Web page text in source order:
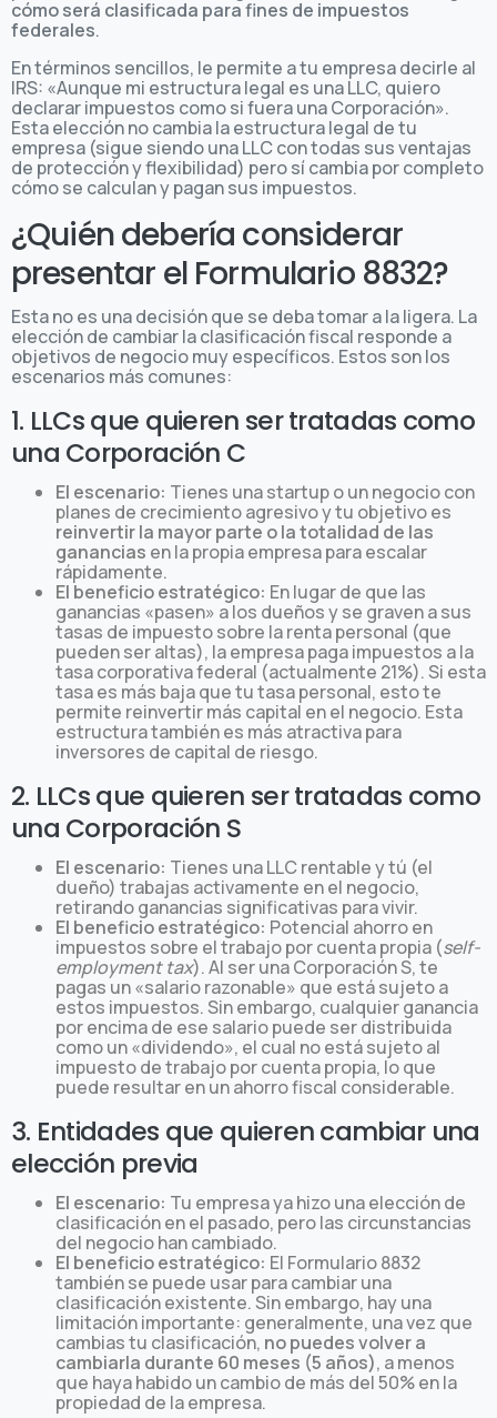
cómo será clasificada para fines de impuestos
federales.
En términos sencillos, le permite a tu empresa decirle al
IRS: «Aunque mi estructura legal es una LLC, quiero
declarar impuestos como si fuera una Corporación».
Esta elección no cambia la estructura legal de tu
empresa (sigue siendo una LLC con todas sus ventajas
de protección y flexibilidad) pero sí cambia por completo
cómo se calculan y pagan sus impuestos.
¿Quién debería considerar
presentar el Formulario 8832?
Esta no es una decisión que se deba tomar a la ligera. La
elección de cambiar la clasificación fiscal responde a
objetivos de negocio muy específicos. Estos son los
escenarios más comunes:
1. LLCs que quieren ser tratadas como
una Corporación C
El escenario: Tienes una startup o un negocio con
planes de crecimiento agresivo y tu objetivo es
reinvertir la mayor parte o la totalidad de las
ganancias en la propia empresa para escalar
rápidamente.
El beneficio estratégico: En lugar de que las
ganancias «pasen» a los dueños y se graven a sus
tasas de impuesto sobre la renta personal (que
pueden ser altas), la empresa paga impuestos a la
tasa corporativa federal (actualmente 21%). Si esta
tasa es más baja que tu tasa personal, esto te
permite reinvertir más capital en el negocio. Esta
estructura también es más atractiva para
inversores de capital de riesgo.
2. LLCs que quieren ser tratadas como
una Corporación S
El escenario: Tienes una LLC rentable y tú (el
dueño) trabajas activamente en el negocio,
retirando ganancias significativas para vivir.
El beneficio estratégico: Potencial ahorro en
impuestos sobre el trabajo por cuenta propia (self-
employment tax). Al ser una Corporación S, te
pagas un «salario razonable» que está sujeto a
estos impuestos. Sin embargo, cualquier ganancia
por encima de ese salario puede ser distribuida
como un «dividendo», el cual no está sujeto al
impuesto de trabajo por cuenta propia, lo que
puede resultar en un ahorro fiscal considerable.
3. Entidades que quieren cambiar una
elección previa
El escenario: Tu empresa ya hizo una elección de
clasificación en el pasado, pero las circunstancias
del negocio han cambiado.
El beneficio estratégico: El Formulario 8832
también se puede usar para cambiar una
clasificación existente. Sin embargo, hay una
limitación importante: generalmente, una vez que
cambias tu clasificación, no puedes volver a
cambiarla durante 60 meses (5 años), a menos
que haya habido un cambio de más del 50% en la
propiedad de la empresa.